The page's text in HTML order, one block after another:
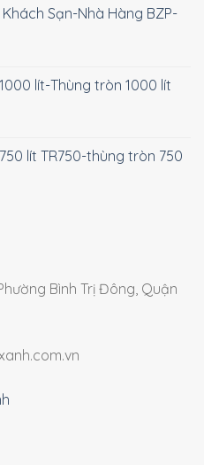
Sạn-Nhà Hàng BZP-
lít-Thùng tròn 1000 lít
lít TR750-thùng tròn 750
Bình Trị Đông, Quận